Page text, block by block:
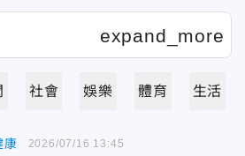
社會 娛樂 體育 生活
康 2026/07/16 13:45